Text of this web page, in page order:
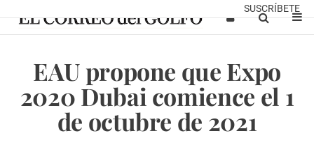
SUSCRÍBETE
EAU propone que Expo
2020 Dubai comience el 1
de octubre de 2021